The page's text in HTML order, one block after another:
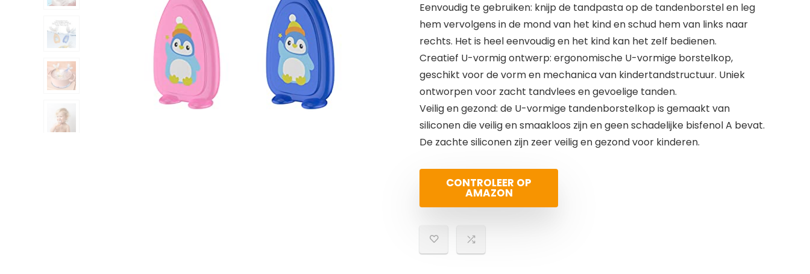
Eenvoudig te gebruiken: knijp de tandpasta op de tandenborstel en leg
hem vervolgens in de mond van het kind en schud hem van links naar
rechts. Het is heel eenvoudig en het kind kan het zelf bedienen.
Creatief U-vormig ontwerp: ergonomische U-vormige borstelkop,
geschikt voor de vorm en mechanica van kindertandstructuur. Uniek
ontworpen voor zacht tandvlees en gevoelige tanden.
Veilig en gezond: de U-vormige tandenborstelkop is gemaakt van
siliconen die veilig en smaakloos zijn en geen schadelijke bisfenol A bevat.
De zachte siliconen zijn zeer veilig en gezond voor kinderen.
CONTROLEER OP
AMAZON